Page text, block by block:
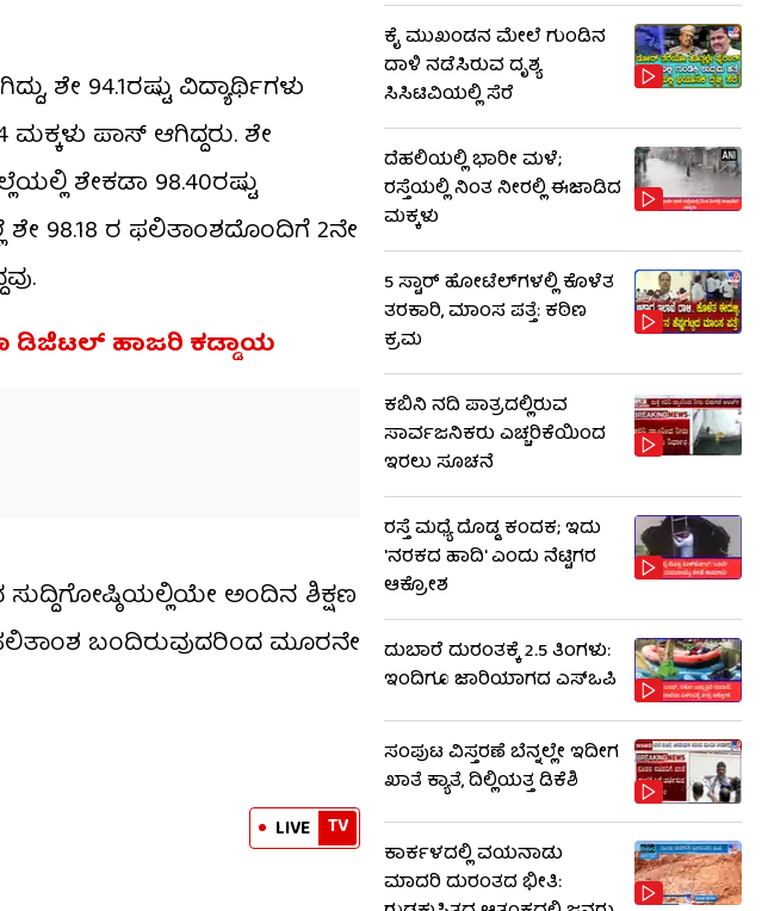
ಶೇ 94.1ರಷ್ಟು ವಿದ್ಯಾರ್ಥಿಗಳು
ಪಾಸ್​​ ಆಗಿದ್ದರು. ಶೇ
ಶೇಕಡಾ 98.40ರಷ್ಟು
98.18 ರ ಫಲಿತಾಂಶದೊಂದಿಗೆ 2ನೇ
ಡಿಜಿಟಲ್ ಹಾಜರಿ ಕಡ್ಡಾಯ
ಅಂದಿನ ಶಿಕ್ಷಣ
ಬಂದಿರುವುದರಿಂದ ಮೂರನೇ
LIVE TV
ಕೈ ಮುಖಂಡನ ಮೇಲೆ ಗುಂಡಿನ
ದಾಳಿ ನಡೆಸಿರುವ ದೃಶ್ಯ
ಸಿಸಿಟಿವಿಯಲ್ಲಿ ಸೆರೆ
ದೆಹಲಿಯಲ್ಲಿ ಭಾರೀ ಮಳೆ;
ರಸ್ತೆಯಲ್ಲಿ ನಿಂತ ನೀರಲ್ಲಿ ಈಜಾಡಿದ
ಮಕ್ಕಳು
5 ಸ್ಟಾರ್ ಹೋಟೆಲ್​​ಗಳಲ್ಲಿ ಕೊಳೆತ
ತರಕಾರಿ, ಮಾಂಸ ಪತ್ತೆ: ಕಠಿಣ
ಕ್ರಮ
ಕಬಿನಿ ನದಿ ಪಾತ್ರದಲ್ಲಿರುವ
ಸಾರ್ವಜನಿಕರು ಎಚ್ಚರಿಕೆಯಿಂದ
ಇರಲು ಸೂಚನೆ
ರಸ್ತೆ ಮಧ್ಯೆ ದೊಡ್ಡ ಕಂದಕ; ಇದು
'ನರಕದ ಹಾದಿ' ಎಂದು ನೆಟ್ಟಿಗರ
ಆಕ್ರೋಶ
ದುಬಾರೆ ದುರಂತಕ್ಕೆ 2.5 ತಿಂಗಳು:
ಇಂದಿಗೂ ಜಾರಿಯಾಗದ ಎಸ್‌ಒಪಿ
ಸಂಪುಟ ವಿಸ್ತರಣೆ ಬೆನ್ನಲ್ಲೇ ಇದೀಗ
ಖಾತೆ ಕ್ಯಾತೆ, ದಿಲ್ಲಿಯತ್ತ ಡಿಕೆಶಿ
ಕಾರ್ಕಳದಲ್ಲಿ ವಯನಾಡು
ಮಾದರಿ ದುರಂತದ ಭೀತಿ: